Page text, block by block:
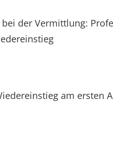
der Vermittlung:
am ersten